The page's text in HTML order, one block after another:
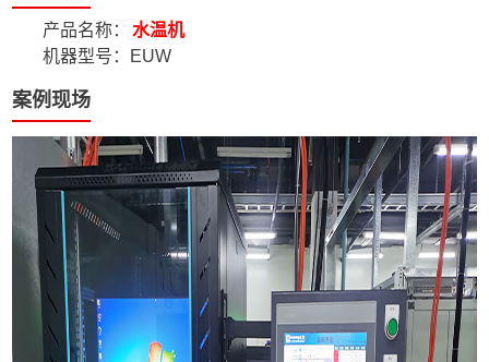
产品名称：
水温机
机器型号：EUW
案例现场